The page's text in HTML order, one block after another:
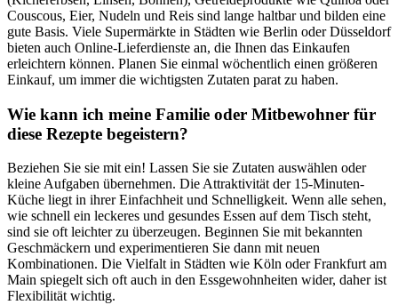
Couscous, Eier, Nudeln und Reis sind lange haltbar und bilden eine
gute Basis. Viele Supermärkte in Städten wie Berlin oder Düsseldorf
bieten auch Online-Lieferdienste an, die Ihnen das Einkaufen
erleichtern können. Planen Sie einmal wöchentlich einen größeren
Einkauf, um immer die wichtigsten Zutaten parat zu haben.
Wie kann ich meine Familie oder Mitbewohner für
diese Rezepte begeistern?
Beziehen Sie sie mit ein! Lassen Sie sie Zutaten auswählen oder
kleine Aufgaben übernehmen. Die Attraktivität der 15-Minuten-
Küche liegt in ihrer Einfachheit und Schnelligkeit. Wenn alle sehen,
wie schnell ein leckeres und gesundes Essen auf dem Tisch steht,
sind sie oft leichter zu überzeugen. Beginnen Sie mit bekannten
Geschmäckern und experimentieren Sie dann mit neuen
Kombinationen. Die Vielfalt in Städten wie Köln oder Frankfurt am
Main spiegelt sich oft auch in den Essgewohnheiten wider, daher ist
Flexibilität wichtig.